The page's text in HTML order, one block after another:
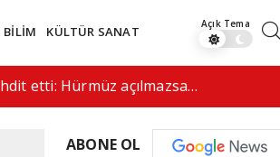
BİLİM KÜLTÜR SANAT
umutlarıyla…
ABONE OL